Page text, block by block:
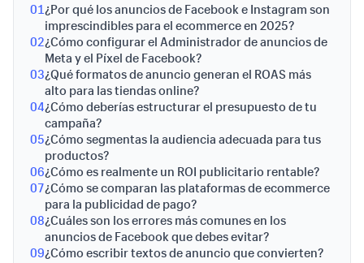
01¿Por qué los anuncios de Facebook e Instagram son
imprescindibles para el ecommerce en 2025?
02¿Cómo configurar el Administrador de anuncios de
Meta y el Píxel de Facebook?
03¿Qué formatos de anuncio generan el ROAS más
alto para las tiendas online?
04¿Cómo deberías estructurar el presupuesto de tu
campaña?
05¿Cómo segmentas la audiencia adecuada para tus
productos?
06¿Cómo es realmente un ROI publicitario rentable?
07¿Cómo se comparan las plataformas de ecommerce
para la publicidad de pago?
08¿Cuáles son los errores más comunes en los
anuncios de Facebook que debes evitar?
09¿Cómo escribir textos de anuncio que convierten?